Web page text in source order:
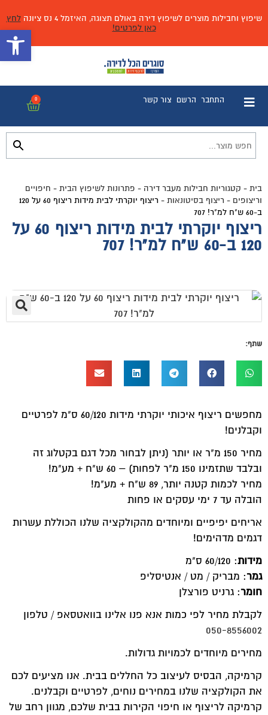
שיפוץ וחבילות מוצרים לשיפוץ דירה באולם תצוגה, האיזמל 4 נס ציונה
לחץ
כאן לפרטים!
התחבר הרשם צור קשר 0
בית - קטגוריות חבילות מעבר דירה - פתרונות לשיפוץ הבית - חיפויים
וריצופים - ריצוף בסיטונאות -
ריצוף יוקרתי לבית מידות ריצוף 60 על 120
ב-60 ש"ח למ"ר! 707
ריצוף יוקרתי לבית מידות ריצוף 60 על
120 ב-60 ש"ח למ"ר! 707
שתף:
מחפשים ריצוף איכותי יוקרתי מידות 60/120 ס"מ לפרטיים
וקבלנים!
מחיר 150 מ"ר או יותר (ניתן לבחור מכל דגם בקטלוג זה
ובלבד שתזמינו 150 מ"ר לפחות) – 60 ש"ח + מע"מ!
מחיר לכמות קטנה יותר, 89 ש"ח + מע"מ!
הובלה עד 7 ימי עסקים או פחות
אריחים יפיפיים ומיוחדים מהקולקציה שלנו הכוללת עשרות
דגמים מדהימים!
מידות: 60/120 ס"מ
גמר: מבריק / מט / אנטיסליפ
חומר: גרניט פורצלן
לקבלת מחיר לפי כמות אנא פנו אלינו בוואטסאפ / טלפון
050-8556002
מחירים מיוחדים לכמויות גדולות.
קרמיקה, הבסיס לעיצוב כל החללים בבית. אנו מציעים לכם
את הקולקציה שלנו במחירים נוחים, לפרטיים וקבלנים.
קרמיקה לריצוף או חיפוי הקירות בבית שלכם, מגוון רחב של